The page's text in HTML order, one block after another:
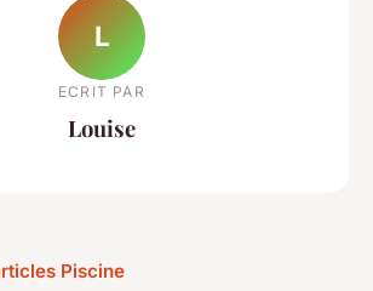
L
ECRIT PAR
Louise
Piscine